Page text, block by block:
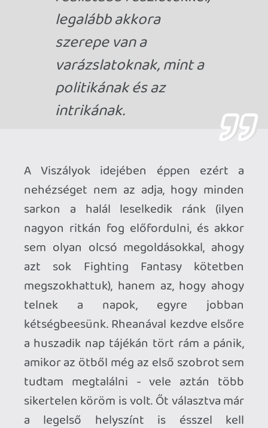
stílusban veszik az akadályokat, de hát
egy Béke papnőtől el is várható, hogy az
összecsapások nagy részét
stresszmentesen oldja meg, a kobzos
pedig a hangszerével vágja ki magát
néhány nehéz helyzetből.
A Viszályok ideje figyelemre méltó, jól